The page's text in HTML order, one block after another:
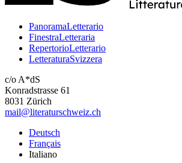
PanoramaLetterario
FinestraLetteraria
RepertorioLetterario
LetteraturaSvizzera
c/o A*dS
Konradstrasse 61
8031 Zürich
mail@literaturschweiz.ch
Deutsch
Français
Italiano